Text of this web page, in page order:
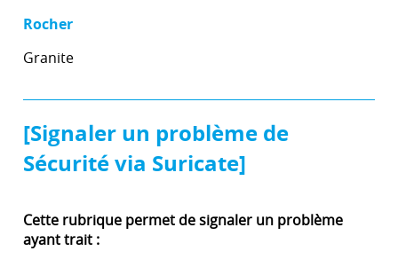
Rocher
Granite
[Signaler un problème de
Sécurité via Suricate]
Cette rubrique permet de signaler un problème
ayant trait :